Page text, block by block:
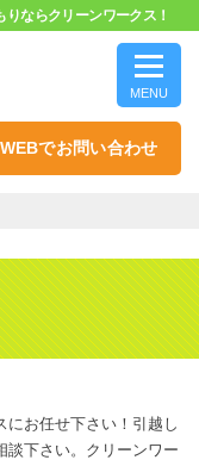
ならクリーンワークス！
MENU
WEBでお問い合わせ
にお任せ下さい！引越し
談下さい。クリーンワー